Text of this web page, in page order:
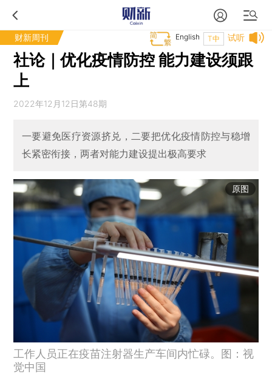
财新周刊 试听
T中
English
社论｜优化疫情防控 能力建设须跟
上
2022年12月12日第48期
一要避免医疗资源挤兑，二要把优化疫情防控与稳增
长紧密衔接，两者对能力建设提出极高要求
原图
工作人员正在疫苗注射器生产车间内忙碌。图：视
觉中国